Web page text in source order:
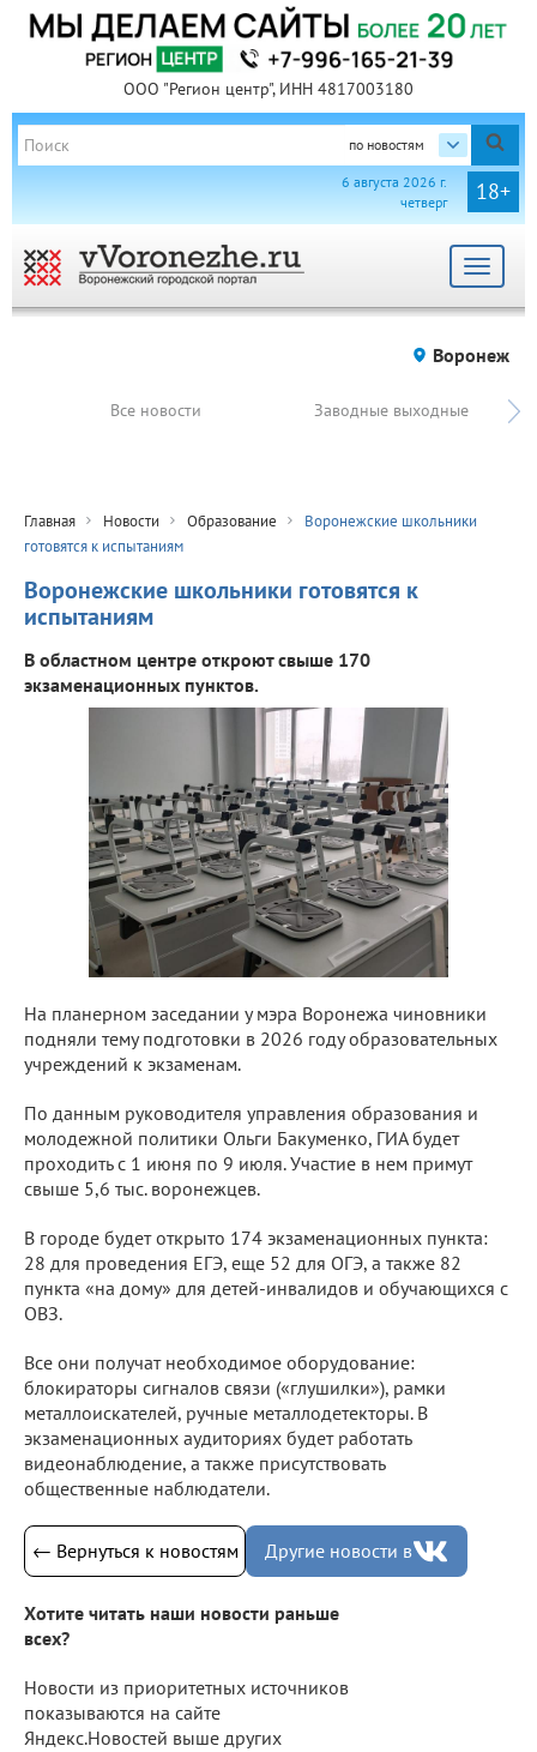
ООО "Регион центр", ИНН 4817003180
по новостям
18+
6 августа 2026 г.
четверг
Toggle
Воронеж
Все новости Заводные выходные
Главная Новости Образование
Воронежские школьники
готовятся к испытаниям
Воронежские школьники готовятся к
испытаниям
В областном центре откроют свыше 170
экзаменационных пунктов.
На планерном заседании у мэра Воронежа чиновники
подняли тему подготовки в 2026 году образовательных
учреждений к экзаменам.
По данным руководителя управления образования и
молодежной политики Ольги Бакуменко, ГИА будет
проходить с 1 июня по 9 июля. Участие в нем примут
свыше 5,6 тыс. воронежцев.
В городе будет открыто 174 экзаменационных пункта:
28 для проведения ЕГЭ, еще 52 для ОГЭ, а также 82
пункта «на дому» для детей-инвалидов и обучающихся с
ОВЗ.
Все они получат необходимое оборудование:
блокираторы сигналов связи («глушилки»), рамки
металлоискателей, ручные металлодетекторы. В
экзаменационных аудиториях будет работать
видеонаблюдение, а также присутствовать
общественные наблюдатели.
← Вернуться к новостям Другие новости в
Хотите читать наши новости раньше
всех?
Новости из приоритетных источников
показываются на сайте
Яндекс.Новостей выше других